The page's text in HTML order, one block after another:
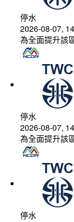
停水
2026-08-07,
為全面提升該
停水
2026-08-07,
為全面提升該
停水